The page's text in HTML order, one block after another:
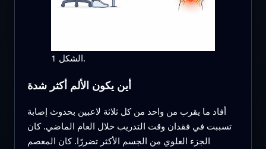
الشكل 1.
أين يكون الألم أكثر شدة
أفاد ما يقرب من واحد من كل ثلاثة لاعبين بحدوث إصابة
تسببت في فقدان وقت التدريب خلال العام الماضي. كان
الجزء العلوي من الجسم الأكثر تضررًا. كان المعصم